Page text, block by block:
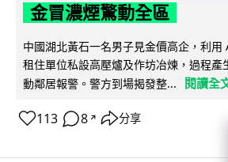
金冒濃煙驚動全區
中國湖北黃石一名男子見金價高企，利
租住單位私設高壓爐及作坊冶煉，過程產
動鄰居報警。警方到場揭發整...
閱讀全
113 8 ↗ 分享